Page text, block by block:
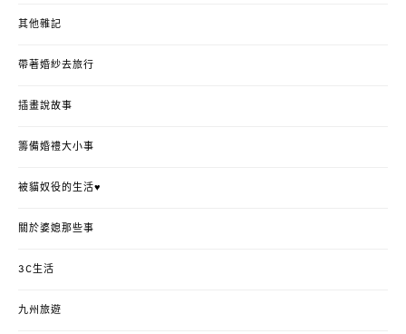
其他雜記
帶著婚紗去旅行
插畫說故事
籌備婚禮大小事
被貓奴役的生活♥
關於婆媳那些事
3C生活
九州旅遊